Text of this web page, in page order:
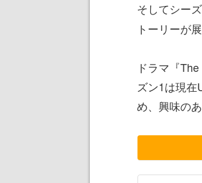
そしてシー
トーリーが
ドラマ『
ズン1は現在
め、興味の